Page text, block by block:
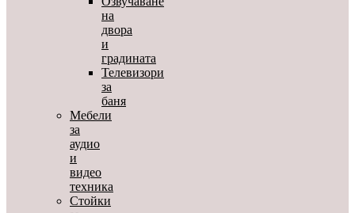
на
двора
и
градината
Телевизори
за
баня
Мебели
за
аудио
и
видео
техника
Стойки